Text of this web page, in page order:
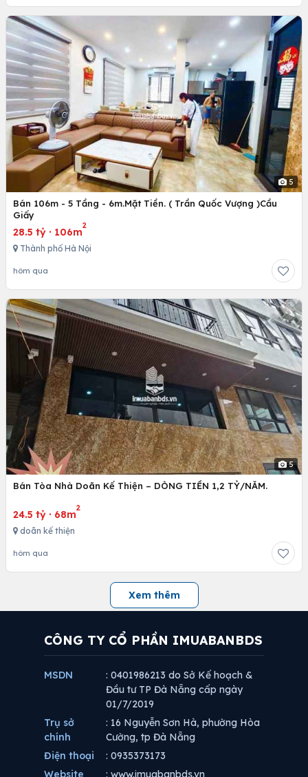
5
Bán 106m - 5 Tầng - 6m.Mặt Tiền. ( Trần Quốc Vượng )Cầu
Giấy
28.5 tỷ · 106m
2
Thành phố Hà Nội
hôm qua
5
Bán Tòa Nhà Doãn Kế Thiện – DÒNG TIỀN 1,2 TỶ/NĂM.
24.5 tỷ · 68m
2
doãn kế thiện
hôm qua
Xem thêm
CÔNG TY CỔ PHẦN IMUABANBDS
MSDN
: 0401986213 do Sở Kế hoạch &
Đầu tư TP Đà Nẵng cấp ngày
01/7/2019
Trụ sở
chính
: 16 Nguyễn Sơn Hà, phường Hòa
Cường, tp Đà Nẵng
Điện thoại
: 0935373173
Website
: www.imuabanbds.vn